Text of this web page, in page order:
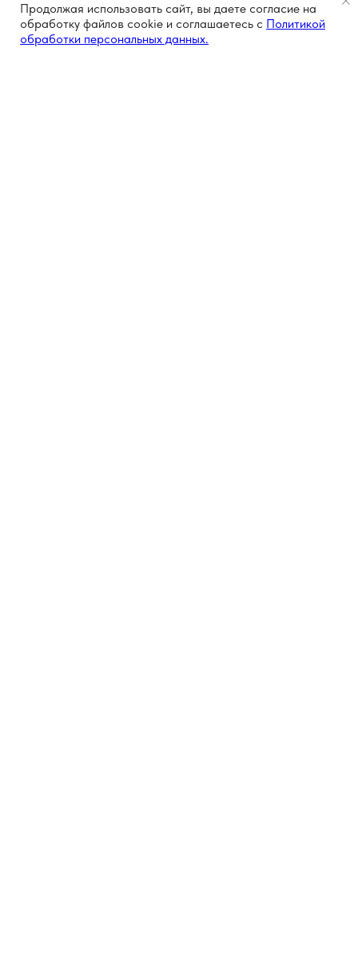
Продолжая использовать сайт, вы даете согласие на
обработку файлов cookie и соглашаетесь с Политикой
обработки персональных данных.